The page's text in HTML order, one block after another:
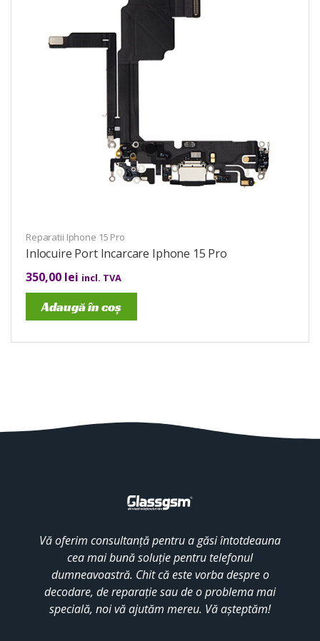
Reparatii Iphone 15 Pro
Inlocuire Port Incarcare Iphone 15 Pro
350,00 lei incl. TVA
Adaugă în coș
Vă oferim consultanță pentru a găsi întotdeauna
cea mai bună soluție pentru telefonul
dumneavoastră. Chit că este vorba despre o
decodare, de reparație sau de o problema mai
specială, noi vă ajutăm mereu. Vă așteptăm!